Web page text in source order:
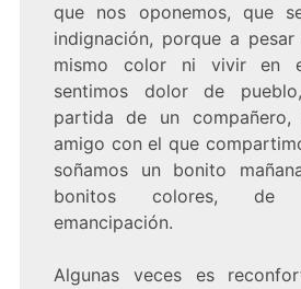
que nos oponemos, que
indignación, porque a
mismo color ni vivir en
sentimos dolor de
partida de un
amigo con el que
soñamos un bonito
bonitos colores, de
emancipación.
Algunas veces es